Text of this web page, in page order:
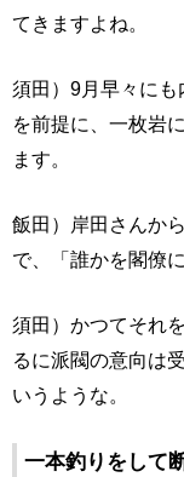
てきますよね。
須田）9月早々にも
を前提に、一枚岩
ます。
飯田）岸田さんか
で、「誰かを閣僚
須田）かつてそれ
るに派閥の意向は
いうような。
一本釣りをして